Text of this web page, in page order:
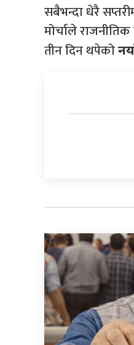
सबैभन्दा धेरै
मोर्चाले
तीन दिन थपेको